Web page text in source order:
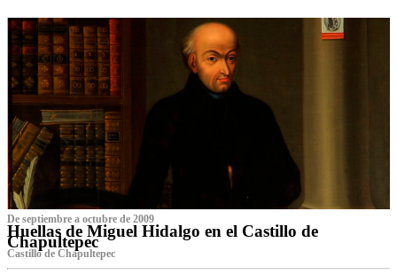
De septiembre a octubre de 2009
Huellas de Miguel Hidalgo en el Castillo de
Chapultepec
Castillo de Chapultepec